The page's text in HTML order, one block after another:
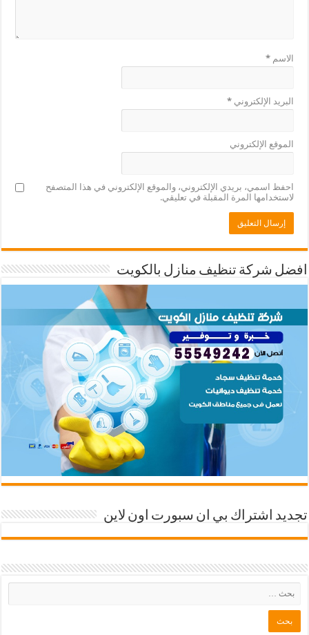
الاسم*
البريد الإلكتروني*
الموقع الإلكتروني
احفظ اسمي، بريدي الإلكتروني، والموقع الإلكتروني في هذا المتصفح
لاستخدامها المرة المقبلة في تعليقي.
افضل شركة تنظيف منازل بالكويت
تجديد اشتراك بي ان سبورت اون لاين